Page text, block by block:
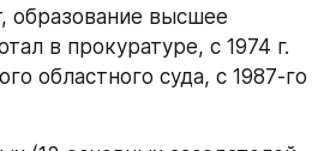
образование высшее
в прокуратуре, с 1974 г.
областного суда, с 1987-го